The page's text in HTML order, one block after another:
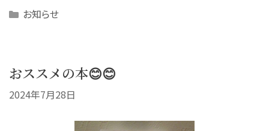
Categories
お知らせ
おススメの本😊😊
2024年7月28日